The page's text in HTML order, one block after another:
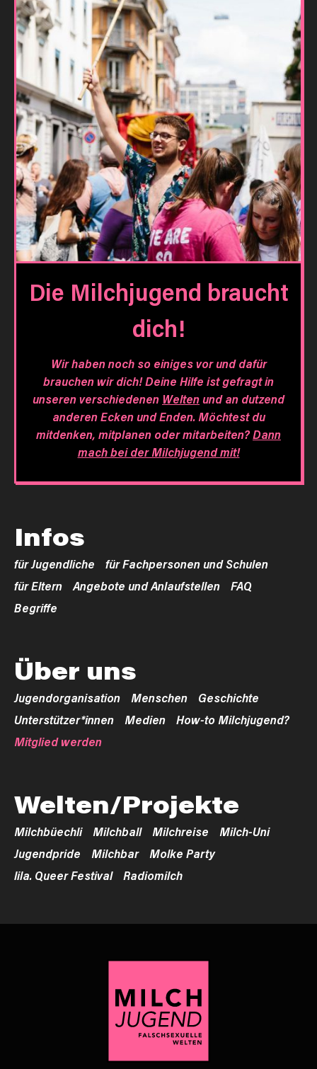
Die Milchjugend braucht
dich!
Wir haben noch so einiges vor und dafür
brauchen wir dich! Deine Hilfe ist gefragt in
unseren verschiedenen Weltenund an dutzend
anderen Ecken und Enden. Möchtest du
mitdenken, mitplanen oder mitarbeiten?Dann
mach bei der Milchjugend mit!
Infos
für Jugendliche
für Fachpersonen und Schulen
für Eltern
Angebote und Anlaufstellen
FAQ
Begriffe
Über uns
Jugendorganisation Menschen
Geschichte
Unterstützer*innen
Medien
How-to Milchjugend?
Mitglied werden
Welten/Projekte
Milchbüechli Milchball Milchreise
Milch-Uni
Jugendpride
Milchbar
Molke Party
lila. Queer Festival
Radiomilch